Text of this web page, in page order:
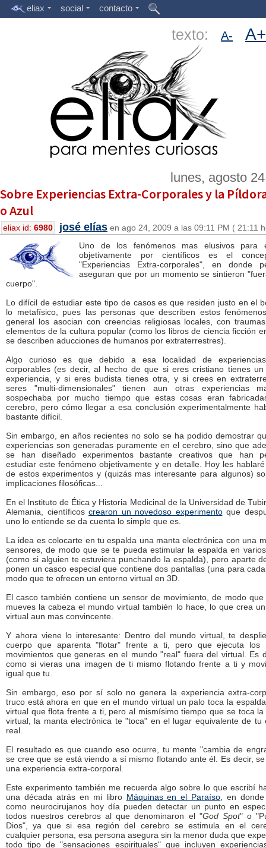
eliax social contacto
texto: A- A+
lunes, agosto
Sobre Experiencias Extra-Corporales y la
o Azul
eliax id: 6980 josé elías en ago 24, 2009 a las 09:11 PM ( 21:11
Uno de los fenómenos mas elusivos para
objetivamente por científicos es el
"Experiencias Extra-corporales", en donde
aseguran que por un momento se sintieron
cuerpo".
Lo difícil de estudiar este tipo de casos es que residen justo en el
lo metafísico, pues las personas que describen estos
general los asocian con creencias religiosas locales, con
elementos de la cultura popular (como los libros de ciencia ficción
se describen aducciones de humanos por extraterrestres).
Algo curioso es que debido a esa localidad de
corporables (es decir, al hecho de que si eres cristiano tienes
experiencia, y si eres budista tienes otra, y si crees en
seres "multi-dimensionales" tienen aun otras experiencias
sospechaba por mucho tiempo que estas cosas eran
cerebro, pero cómo llegar a esa conclusión experimentalmente
bastante difícil.
Sin embargo, en años recientes no solo se ha podido demostrar
experiencias son generadas puramente en el cerebro, sino que
se han diseñado experimentos bastante creativos que han
estudiar este fenómeno objetivamente y en detalle. Hoy les
de estos experimentos y (quizás mas interesante para algunos)
implicaciones filosóficas...
En el Instituto de Ética y Historia Medicinal de la Universidad de
Alemania, científicos crearon un novedoso experimentoque
uno lo entiende se da cuenta lo simple que es.
La idea es colocarte en tu espalda una manta electrónica con una
sensores, de modo que se te pueda estimular la espalda en
(como si alguien te estuviera punchando la espalda), pero aparte
ponen un casco especial que contiene dos pantallas (una para
modo que te ofrecen un entorno virtual en 3D.
El casco también contiene un sensor de movimiento, de modo que
mueves la cabeza el mundo virtual también lo hace, lo que crea
virtual aun mas convincente.
Y ahora viene lo interesante: Dentro del mundo virtual, te
cuerpo que aparenta "flotar" frente a ti, pero que ejecuta los
movimientos que generas en el mundo "real" fuera del virtual. Es
como si vieras una imagen de ti mismo flotando frente a ti y
igual que tu.
Sin embargo, eso por sí solo no genera la experiencia extra-
truco está ahora en que en el mundo virtual un palo toca la
virtual que flota frente a ti, pero al mismísimo tiempo que se toca la
virtual, la manta electrónica te "toca" en el lugar equivalente de tu
real.
El resultado es que cuando eso ocurre, tu mente "cambia de
se cree que se está viendo a sí mismo flotando ante él. Es decir,
una experiencia extra-corporal.
Este experimento también me recuerda algo sobre lo que escribí
una década atrás en mi libro Máquinas en el Paraíso , en
como neurocirujanos hoy día pueden detectar un punto en
todos nuestros cerebros al que denominaron el "God Spot" o
Dios", ya que si esa región del cerebro se estimula en el
cualquier persona, esa persona asegura sin la menor duda que
todo tipo de "sensaciones espirituales" que incluyen